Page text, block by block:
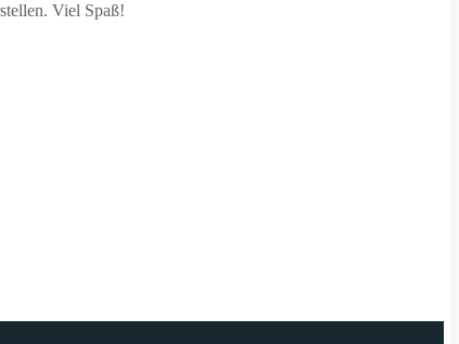
Viel Spaß!